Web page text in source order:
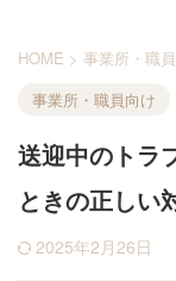
HOME > 事業所・職
事業所・職員向け
送迎中のトラ
ときの正しい
2025年2月26日